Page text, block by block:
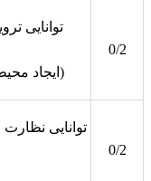
توانایی
(ایجاد محیطی پویا و جذاب برای کارکنان)
0/2
توانایی
0/2